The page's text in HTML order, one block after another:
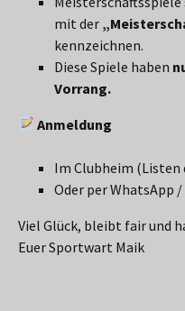
mit der
kennzeichnen.
Diese Spiele haben
Vorrang.
Anmeldung
Im Clubheim (Listen
Oder per WhatsApp
Viel Glück, bleibt fair und
Euer Sportwart Maik